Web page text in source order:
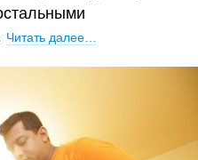
Читать далее…